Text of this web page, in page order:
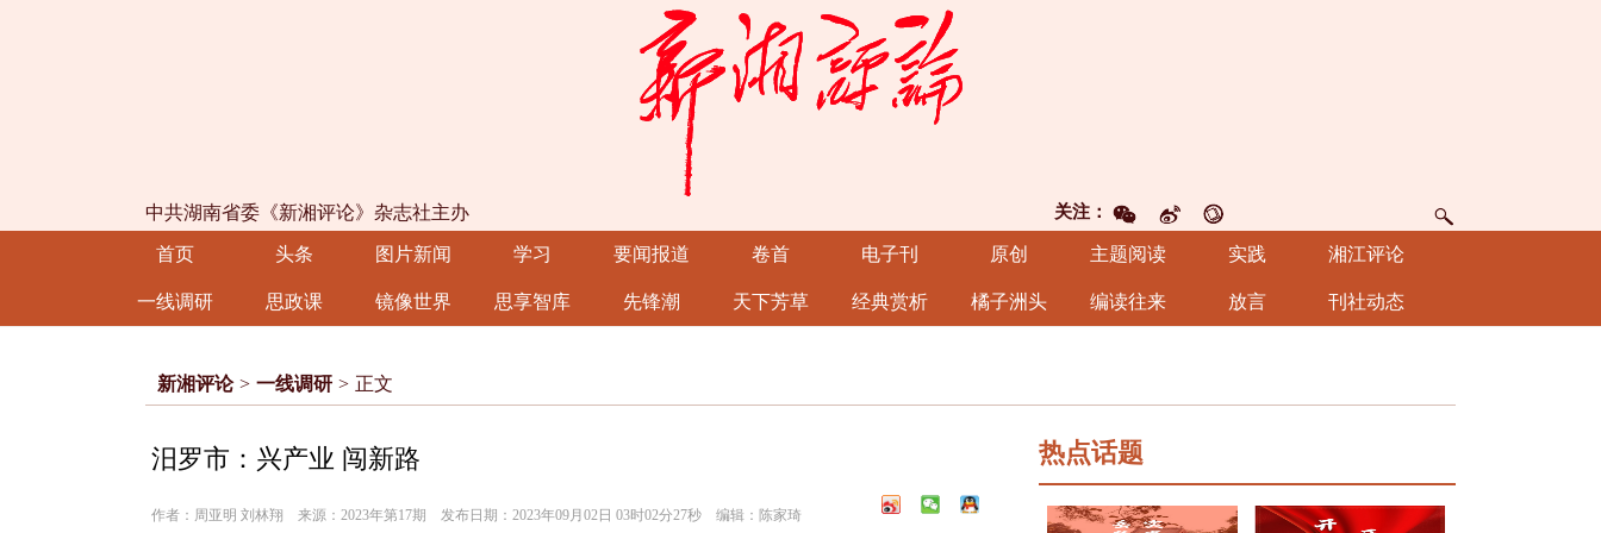
关注：
中共湖南省委《新湘评论》杂志社主办
首页 头条 图片新闻 学习 要闻报道 卷首 电子刊 原创 主题阅读 实践 湘江评论
一线调研 思政课 镜像世界 思享智库 先锋潮 天下芳草 经典赏析 橘子洲头 编读往来 放言 刊社动态
新湘评论 > 一线调研 > 正文
汨罗市：兴产业 闯新路
作者：周亚明 刘林翔 来源：2023年第17期 发布日期：2023年09月02日 03时02分27秒 编辑：陈家琦
热点话题